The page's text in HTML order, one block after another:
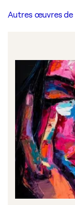
Autres œuvres de